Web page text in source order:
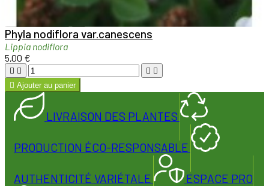
Aperçu rapide
Phyla nodiflora var.canescens
Lippia nodiflora
5,00 €
   
 Ajouter au panier
LIVRAISON DES PLANTES
PRODUCTION ÉCO-RESPONSABLE
AUTHENTICITÉ VARIÉTALE ESPACE PRO